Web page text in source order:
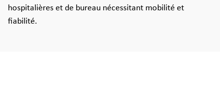
hospitalières et de bureau nécessitant mobilité et
fiabilité.